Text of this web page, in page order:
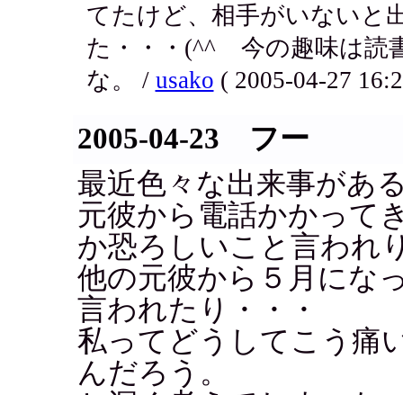
てたけど、相手がいないと
た・・・(^^ゞ今の趣味は
な。 / usako ( 2005-04-27
2005-04-23 フー
最近色々な出来事があ
元彼から電話かかって
か恐ろしいこと言われ
他の元彼から５月にな
言われたり・・・
私ってどうしてこう痛
んだろう。